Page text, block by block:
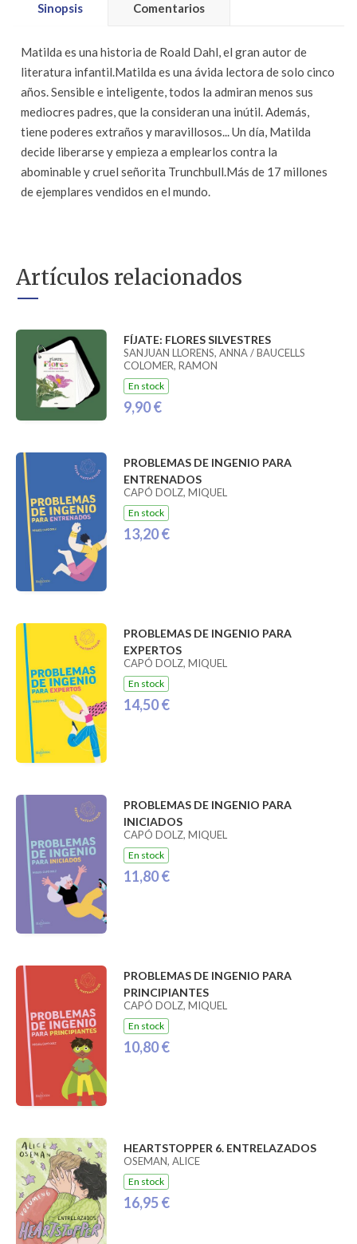
Sinopsis Comentarios
Matilda es una historia de Roald Dahl, el gran autor de
literatura infantil.Matilda es una ávida lectora de solo cinco
años. Sensible e inteligente, todos la admiran menos sus
mediocres padres, que la consideran una inútil. Además,
tiene poderes extraños y maravillosos... Un día, Matilda
decide liberarse y empieza a emplearlos contra la
abominable y cruel señorita Trunchbull.Más de 17 millones
de ejemplares vendidos en el mundo.
Artículos relacionados
FÍJATE: FLORES SILVESTRES
SANJUAN LLORENS, ANNA / BAUCELLS
COLOMER, RAMON
En stock
9,90 €
PROBLEMAS DE INGENIO PARA
ENTRENADOS
CAPÓ DOLZ, MIQUEL
En stock
13,20 €
PROBLEMAS DE INGENIO PARA
EXPERTOS
CAPÓ DOLZ, MIQUEL
En stock
14,50 €
PROBLEMAS DE INGENIO PARA
INICIADOS
CAPÓ DOLZ, MIQUEL
En stock
11,80 €
PROBLEMAS DE INGENIO PARA
PRINCIPIANTES
CAPÓ DOLZ, MIQUEL
En stock
10,80 €
HEARTSTOPPER 6. ENTRELAZADOS
OSEMAN, ALICE
En stock
16,95 €